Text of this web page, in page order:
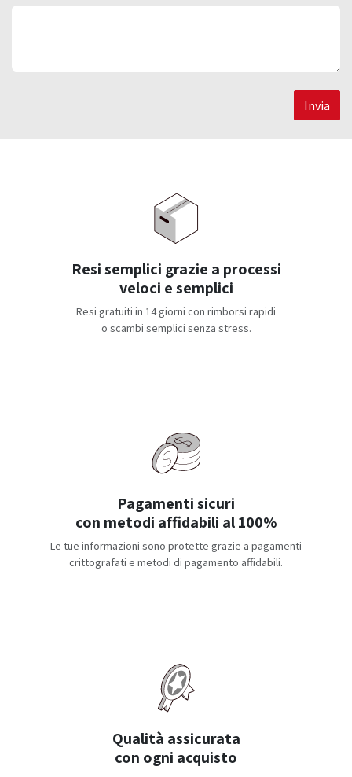
Invia
Resi semplici grazie a processi
veloci e semplici
Resi gratuiti in 14 giorni con rimborsi rapidi
o scambi semplici senza stress.
Pagamenti sicuri
con metodi affidabili al 100%
Le tue informazioni sono protette grazie a pagamenti
crittografati e metodi di pagamento affidabili.
Qualità assicurata
con ogni acquisto